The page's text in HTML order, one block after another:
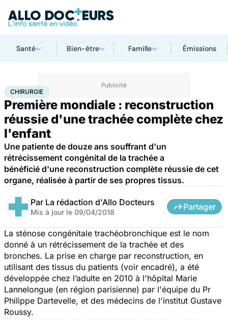
Santé Bien-être Famille Émissions
AccueilSanté Maladies
CHIRURGIE
Première mondiale : reconstruction
réussie d'une trachée complète chez
l'enfant
Une patiente de douze ans souffrant d'un
rétrécissement congénital de la trachée a
bénéficié d'une reconstruction complète réussie de cet
organe, réalisée à partir de ses propres tissus.
Par La rédaction d'Allo Docteurs
Mis à jour le 09/04/2018
Partager
La sténose congénitale trachéobronchique est le nom
donné à un rétrécissement de la trachée et des
bronches. La prise en charge par reconstruction, en
utilisant des tissus du patients (voir encadré), a été
développée chez l’adulte en 2010 à l'hôpital Marie
Lannelongue (en région parisienne) par l'équipe du Pr
Philippe Dartevelle, et des médecins de l'institut Gustave
Roussy.